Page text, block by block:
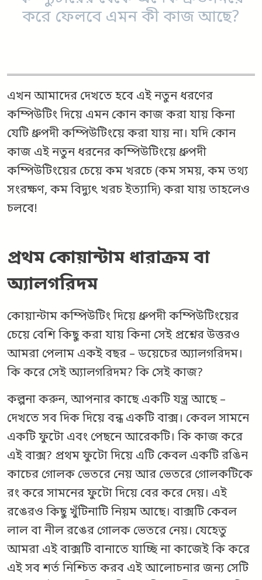
করে ফেলবে এমন কী কাজ আছে?
এখন আমাদের দেখতে হবে এই নতুন ধরণের
কম্পিউটিং দিয়ে এমন কোন কাজ করা যায় কিনা
যেটি ধ্রুপদী কম্পিউটিংয়ে করা যায় না। যদি কোন
কাজ এই নতুন ধরনের কম্পিউটিংয়ে ধ্রুপদী
কম্পিউটিংয়ের চেয়ে কম খরচে (কম সময়, কম তথ্য
সংরক্ষণ, কম বিদ্যুৎ খরচ ইত্যাদি) করা যায় তাহলেও
চলবে!
প্রথম কোয়ান্টাম ধারাক্রম বা
অ্যালগরিদম
কোয়ান্টাম কম্পিউটিং দিয়ে ধ্রুপদী কম্পিউটিংয়ের
চেয়ে বেশি কিছু করা যায় কিনা সেই প্রশ্নের উত্তরও
আমরা পেলাম একই বছর – ডয়েচের অ্যালগরিদম।
কি করে সেই অ্যালগরিদম? কি সেই কাজ?
কল্পনা করুন, আপনার কাছে একটি যন্ত্র আছে –
দেখতে সব দিক দিয়ে বন্ধ একটি বাক্স। কেবল সামনে
একটি ফুটো এবং পেছনে আরেকটি। কি কাজ করে
এই বাক্স? প্রথম ফুটো দিয়ে এটি কেবল একটি রঙিন
কাচের গোলক ভেতরে নেয় আর ভেতরে গোলকটিকে
রং করে সামনের ফুটো দিয়ে বের করে দেয়। এই
রঙেরও কিছু খুঁটিনাটি নিয়ম আছে। বাক্সটি কেবল
লাল বা নীল রঙের গোলক ভেতরে নেয়। যেহেতু
আমরা এই বাক্সটি বানাতে যাচ্ছি না কাজেই কি করে
এই সব শর্ত নিশ্চিত করব এই আলোচনার জন্য সেটি